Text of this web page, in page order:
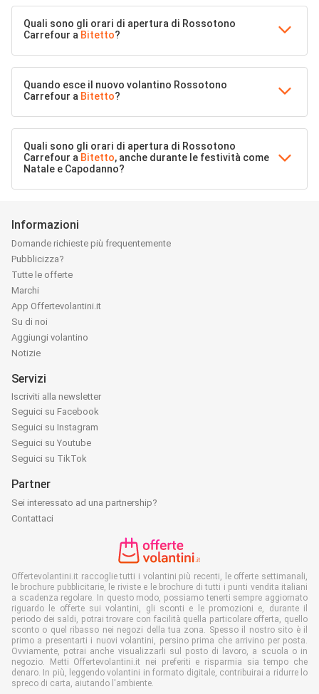
Quali sono gli orari di apertura di Rossotono
Carrefour a Bitetto?
Quando esce il nuovo volantino Rossotono
Carrefour a Bitetto?
Quali sono gli orari di apertura di Rossotono
Carrefour a Bitetto, anche durante le festività come
Natale e Capodanno?
Informazioni
Domande richieste più frequentemente
Pubblicizza?
Tutte le offerte
Marchi
App Offertevolantini.it
Su di noi
Aggiungi volantino
Notizie
Servizi
Iscriviti alla newsletter
Seguici su Facebook
Seguici su Instagram
Seguici su Youtube
Seguici su TikTok
Partner
Sei interessato ad una partnership?
Contattaci
Offertevolantini.it raccoglie tutti i volantini più recenti, le offerte settimanali,
le brochure pubblicitarie, le riviste e le brochure di tutti i punti vendita italiani
a scadenza regolare. In questo modo, possiamo tenerti sempre aggiornato
riguardo le offerte sui volantini, gli sconti e le promozioni e, durante il
periodo dei saldi, potrai trovare con facilità quella particolare offerta, quello
sconto o quel ribasso nei negozi della tua zona. Spesso il nostro sito è il
primo a presentarti i nuovi volantini, persino prima che arrivino per posta.
Ovviamente, potrai anche visualizzarli sul posto di lavoro, a scuola o in
negozio. Metti Offertevolantini.it nei preferiti e risparmia sia tempo che
denaro. In più, leggendo volantini in formato digitale, contribuirai a ridurre lo
spreco di carta, aiutando l'ambiente.